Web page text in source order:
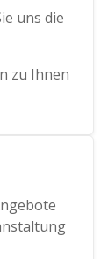
uns die
zu Ihnen